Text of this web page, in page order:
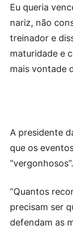
Eu queria
nariz, não
treinador e
maturidade e
mais vontade
A presidente
que os
“vergonhosos”.
“Quantos
precisam ser
defendam as